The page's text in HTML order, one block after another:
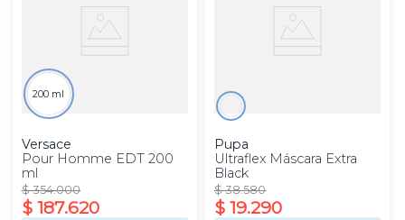
200 ml
Versace
Pour Homme EDT 200
ml
$ 354.000
$ 187.620
Pupa
Ultraflex Máscara Extra
Black
$ 38.580
$ 19.290